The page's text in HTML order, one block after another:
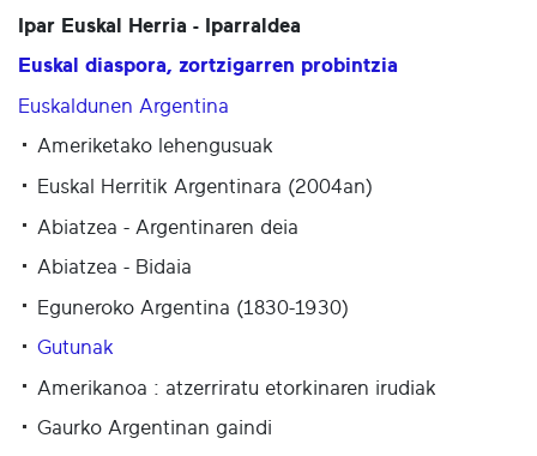
Ipar Euskal Herria - Iparraldea
Euskal diaspora, zortzigarren probintzia
Euskaldunen Argentina
Ameriketako lehengusuak
Euskal Herritik Argentinara (2004an)
Abiatzea - Argentinaren deia
Abiatzea - Bidaia
Eguneroko Argentina (1830-1930)
Gutunak
Amerikanoa : atzerriratu etorkinaren irudiak
Gaurko Argentinan gaindi